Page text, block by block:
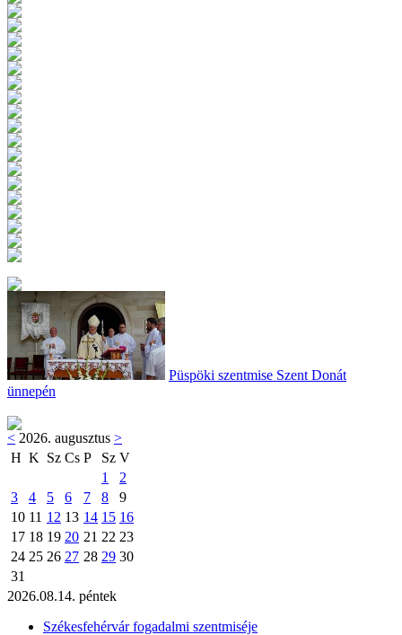
Püspöki szentmise Szent Donát
ünnepén
< 2026. augusztus >
H K Sz Cs P Sz V
1
2
3
4 5 6 7 8
9
10 11 12 13 14 15 16
17 18 19 20 21 22 23
24 25 26 27 28 29 30
31
2026.08.14. péntek
Székesfehérvár fogadalmi szentmiséje